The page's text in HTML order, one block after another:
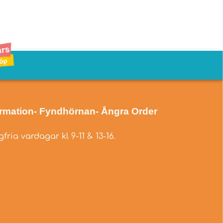
- Fyndhörnan- Ångra Order
vardagar kl 9-11 & 13-16.